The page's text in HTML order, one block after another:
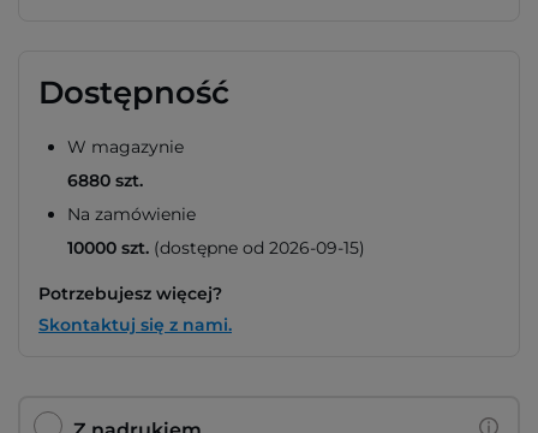
Dostępność
W magazynie
6880 szt.
Na zamówienie
10000 szt. (dostępne od 2026-09-15)
Potrzebujesz więcej?
Skontaktuj się z nami.